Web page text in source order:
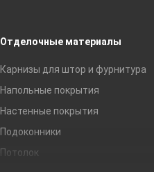
Отделочные материалы
Карнизы для штор и фурнитура
Напольные покрытия
Настенные покрытия
Подоконники
Потолок